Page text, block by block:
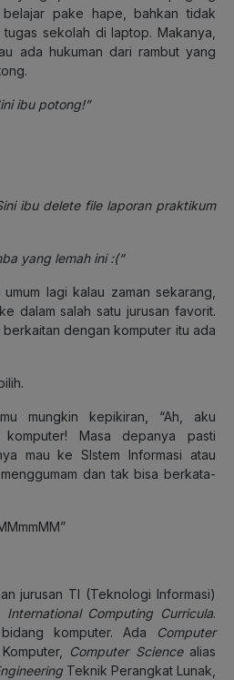
pake hape, bahkan tidak
sekolah di laptop. Makanya,
ada hukuman dari rambut yang
ibu potong!”
ibu delete file laporan praktikum
yang lemah ini :(“
lagi kalau zaman sekarang,
dalam salah satu jurusan favorit.
berkaitan dengan komputer itu ada
mungkin kepikiran, “Ah, aku
Masa depanya pasti
mau ke SIstem Informasi atau
dan tak bisa berkata-
jurusan TI (Teknologi Informasi)
International Computing Curricula.
komputer. Ada
Computer
Computer Sciencealias
Teknik Perangkat Lunak,